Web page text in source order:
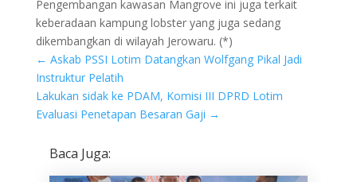
Pengembangan kawasan Mangrove ini juga terkait
keberadaan kampung lobster yang juga sedang
dikembangkan di wilayah Jerowaru. (*)
← Askab PSSI Lotim Datangkan Wolfgang Pikal Jadi
Instruktur Pelatih
Lakukan sidak ke PDAM, Komisi III DPRD Lotim
Evaluasi Penetapan Besaran Gaji →
Baca Juga: